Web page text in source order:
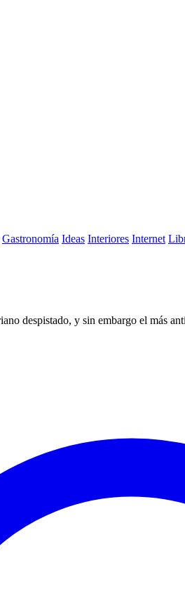
Gastronomía Ideas Interiores Internet
despistado, y sin embargo el más